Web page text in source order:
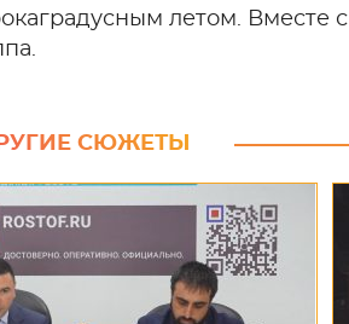
летом. Вместе с
СЮЖЕТЫ